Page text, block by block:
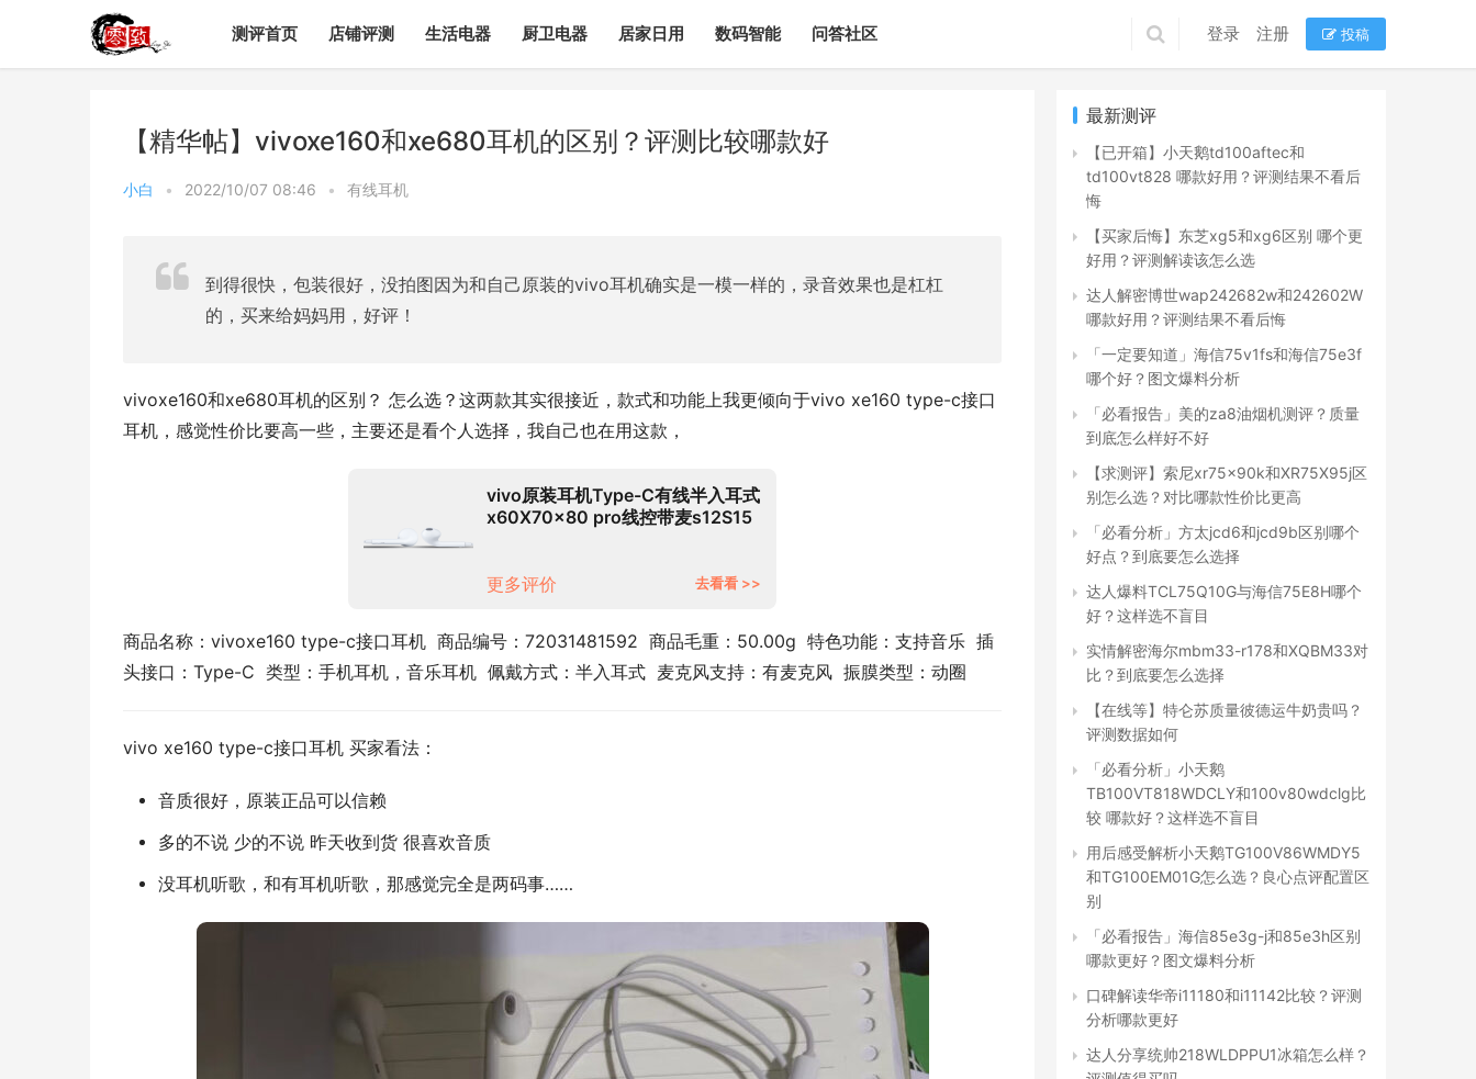
测评首页 店铺评测 生活电器 厨卫电器 居家日用 数码智能 问答社区 登录 注册 投稿
【精华帖】vivoxe160和xe680耳机的区别？评测比较哪款好
小白 • 2022/10/07 08:46 • 有线耳机
到得很快，包装很好，没拍图因为和自己原装的vivo耳机确实是一模一样的，录音效果也是杠杠
的，买来给妈妈用，好评！
vivoxe160和xe680耳机的区别？ 怎么选？这两款其实很接近，款式和功能上我更倾向于vivo xe160 type-c接口
耳机，感觉性价比要高一些，主要还是看个人选择，我自己也在用这款，
vivo原装耳机Type-C有线半入耳式
x60X70x80 pro线控带麦s12S15
更多评价 去看看 >>
商品名称：vivoxe160 type-c接口耳机  商品编号：72031481592  商品毛重：50.00g  特色功能：支持音乐  插
头接口：Type-C  类型：手机耳机，音乐耳机  佩戴方式：半入耳式  麦克风支持：有麦克风  振膜类型：动圈
vivo xe160 type-c接口耳机 买家看法：
音质很好，原装正品可以信赖
多的不说 少的不说 昨天收到货 很喜欢音质
没耳机听歌，和有耳机听歌，那感觉完全是两码事……
最新测评
【已开箱】小天鹅td100aftec和
td100vt828 哪款好用？评测结果不看后
悔
【买家后悔】东芝xg5和xg6区别 哪个更
好用？评测解读该怎么选
达人解密博世wap242682w和242602W
哪款好用？评测结果不看后悔
「一定要知道」海信75v1fs和海信75e3f
哪个好？图文爆料分析
「必看报告」美的za8油烟机测评？质量
到底怎么样好不好
【求测评】索尼xr75x90k和XR75X95j区
别怎么选？对比哪款性价比更高
「必看分析」方太jcd6和jcd9b区别哪个
好点？到底要怎么选择
达人爆料TCL75Q10G与海信75E8H哪个
好？这样选不盲目
实情解密海尔mbm33-r178和XQBM33对
比？到底要怎么选择
【在线等】特仑苏质量彼德运牛奶贵吗？
评测数据如何
「必看分析」小天鹅
TB100VT818WDCLY和100v80wdclg比
较 哪款好？这样选不盲目
用后感受解析小天鹅TG100V86WMDY5
和TG100EM01G怎么选？良心点评配置区
别
「必看报告」海信85e3g-j和85e3h区别
哪款更好？图文爆料分析
口碑解读华帝i11180和i11142比较？评测
分析哪款更好
达人分享统帅218WLDPPU1冰箱怎么样？